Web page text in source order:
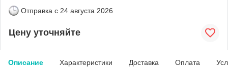
Отправка с 24 августа 2026
Цену уточняйте
Описание Характеристики Доставка Оплата